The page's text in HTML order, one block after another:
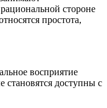
стороне
простота,
восприятие
становятся доступны с